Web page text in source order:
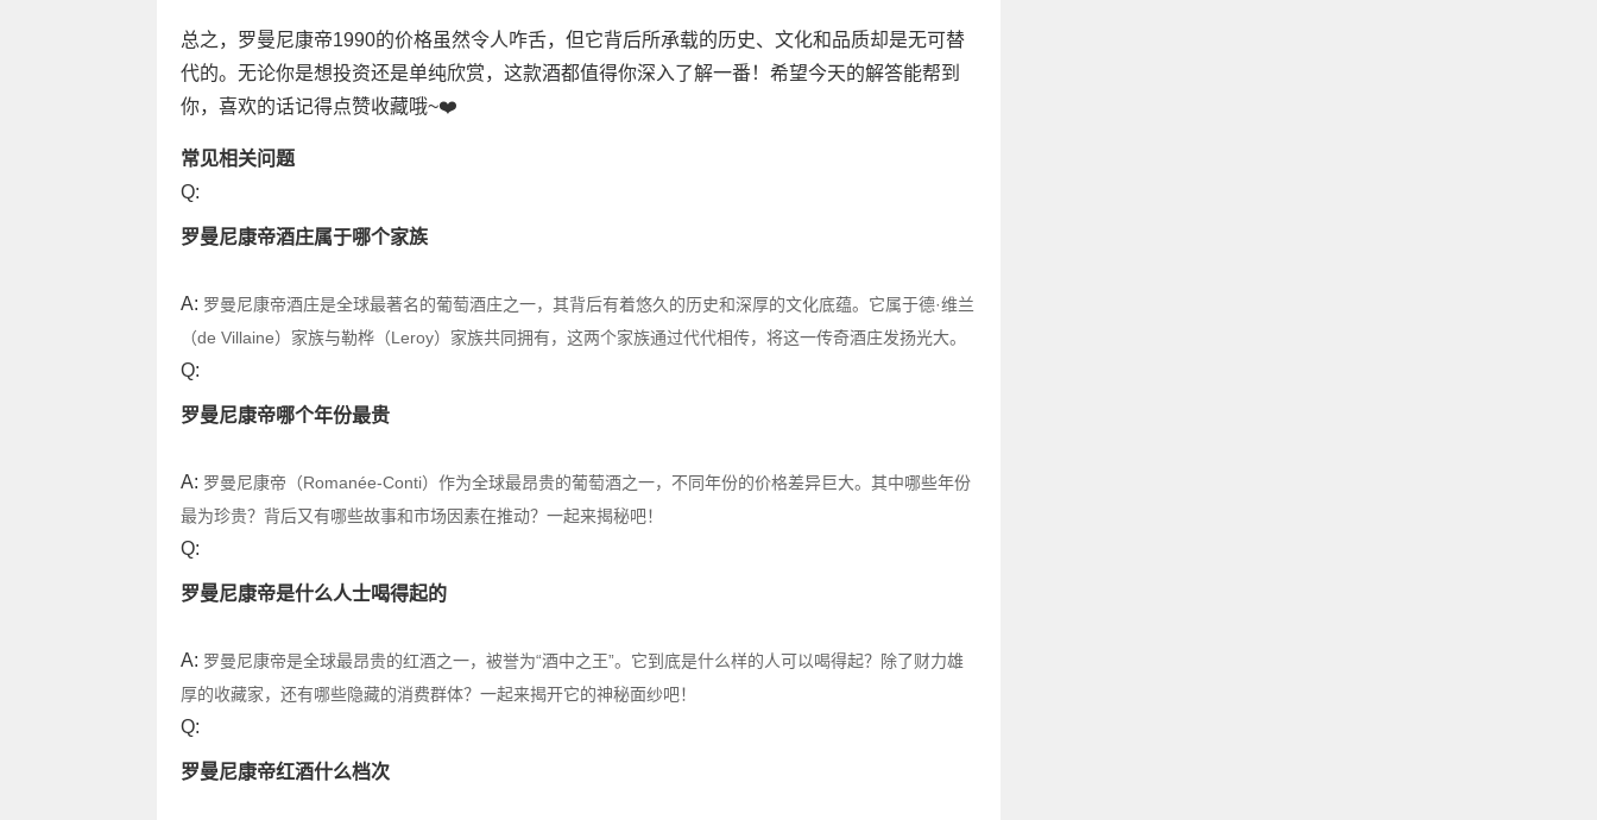
总之，罗曼尼康帝1990的价格虽然令人咋舌，但它背后所承载的历史、文化和品质却是无可替
代的。无论你是想投资还是单纯欣赏，这款酒都值得你深入了解一番！希望今天的解答能帮到
你，喜欢的话记得点赞收藏哦~❤️
常见相关问题
Q:
罗曼尼康帝酒庄属于哪个家族
A: 罗曼尼康帝酒庄是全球最著名的葡萄酒庄之一，其背后有着悠久的历史和深厚的文化底蕴。它属于德·维兰
（de Villaine）家族与勒桦（Leroy）家族共同拥有，这两个家族通过代代相传，将这一传奇酒庄发扬光大。
Q:
罗曼尼康帝哪个年份最贵
A: 罗曼尼康帝（Romanée-Conti）作为全球最昂贵的葡萄酒之一，不同年份的价格差异巨大。其中哪些年份
最为珍贵？背后又有哪些故事和市场因素在推动？一起来揭秘吧！
Q:
罗曼尼康帝是什么人士喝得起的
A: 罗曼尼康帝是全球最昂贵的红酒之一，被誉为“酒中之王”。它到底是什么样的人可以喝得起？除了财力雄
厚的收藏家，还有哪些隐藏的消费群体？一起来揭开它的神秘面纱吧！
Q:
罗曼尼康帝红酒什么档次